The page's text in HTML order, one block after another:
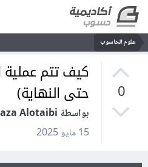
علوم الحاسوب
0
كيف تتم عملية
حتى النهاية)
بواسطة Raza Alotaibi
15 مايو 2025